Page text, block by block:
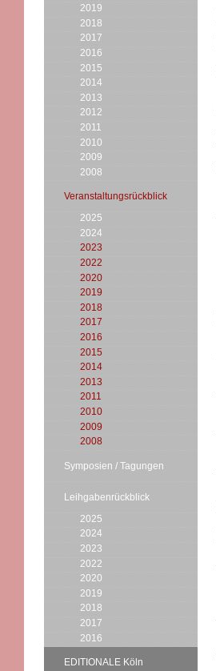
2019
2018
2017
2016
2015
2014
2013
2012
2011
2010
2009
2008
Veranstaltungsrückblick
2025
2024
2023
2022
2020
2019
2018
2017
2016
2015
2014
2013
2011
2010
2009
2008
Symposien / Tagungen
Leihgabenrückblick
2025
2024
2023
2022
2020
2019
2018
2017
2016
EDITIONALE Köln